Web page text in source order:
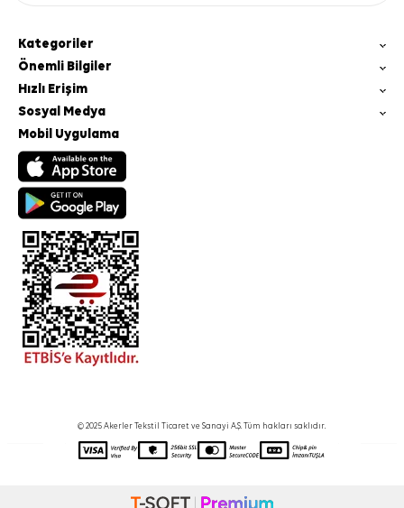
Kategoriler
Önemli Bilgiler
Hızlı Erişim
Sosyal Medya
Mobil Uygulama
© 2025 Akerler Tekstil Ticaret ve Sanayi A.Ş. Tüm hakları saklıdır.